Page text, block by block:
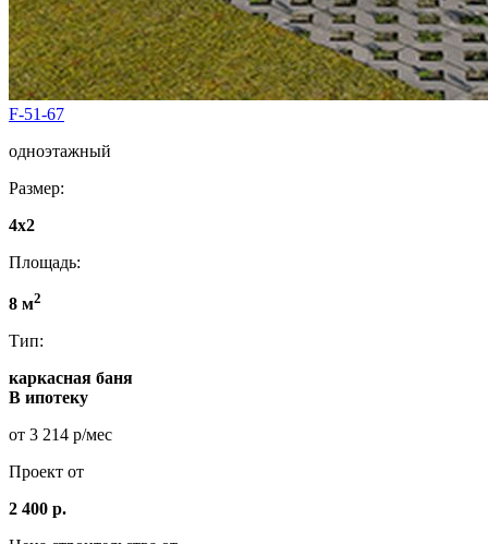
F-51-67
одноэтажный
Размер:
4x2
Площадь:
8 м2
Тип:
каркасная баня
В ипотеку
от 3 214 р/мес
Проект от
2 400 р.